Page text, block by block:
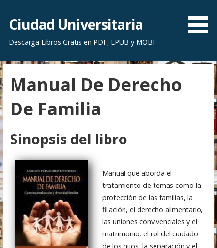
r
a
l
c
o
n
e
n
i
d
o
Ciudad Universitaria
Descarga Libros Gratis en PDF, EPUB y MOBI
Manual De Derecho
De Familia
Sinopsis del libro
Manual que aborda el
tratamiento de temas como la
protección de las familias, la
filiación, el derecho alimentario,
las uniones convivenciales y el
matrimonio, el rol del cuidado
de los hijos, la separación y el